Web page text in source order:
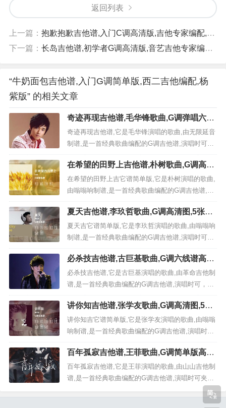
返回列表
上一篇： 抱歉抱歉吉他谱,入门C调高清版,吉他专家编配,陈粒版
下一篇： 长岛吉他谱,初学者G调高清版,音艺吉他专家编配,花粥版
“牛奶面包吉他谱,入门G调简单版,西二吉他编配,杨
紫版” 的相关文章
奇迹再现吉他谱,毛华锋歌曲,G调弹唱六线
谱高清视频教学,附2张六线简谱
奇迹再现吉他谱,它是毛华锋演唱的歌曲,由无限延音
制谱,是一首经典歌曲编配的G调吉他谱,演唱时可夹
变调夹2品，原调为A调本谱采用G调，非常好听的
弹唱曲谱,下面2张高清曲谱由极网吉它谱为大家更新
分享,有喜欢吉它的朋友欢迎关注！ 视频教程 《奇
迹再现》：歌曲一句话解析: 这首歌是《迪迦奥特
曼...
在希望的田野上吉他谱,朴树歌曲,G调高清
图,5张六线原版简谱
在希望的田野上吉它谱简单版,它是朴树演唱的歌曲,
由嗡嗡响制谱,是一首经典歌曲编配的G调吉他谱,演
唱时可不使用变调夹，演奏时间为3分18秒,原调为G
本谱采用G调，是非常好听的弹唱曲谱,下面5张高清
曲谱由极网吉它谱为大家更新分享,有喜欢吉它的朋
友欢迎收藏！ 《在希望的田野上...
夏天吉他谱,李玖哲歌曲,G调高清图,5张六
线原版简谱
夏天吉它谱简单版,它是李玖哲演唱的歌曲,由嗡嗡响
制谱,是一首经典歌曲编配的G调吉他谱,演唱时可夹
第1品（Capo=1），演奏时间为3分40秒,原调为Ab
本谱采用G调，是非常好听的弹唱曲谱,下面5张高清
曲谱由极网吉它谱为大家更新分享,有喜欢吉它的朋
友欢迎收藏！ 《夏天》：...
必杀技吉他谱,古巨基歌曲,G调六线谱高清
视频教学,附3张六线简谱
必杀技吉他谱,它是古巨基演唱的歌曲,由革命吉他制
谱,是一首经典歌曲编配的G调吉他谱,演唱时可，原
调为G调本谱采用G调，非常好听的弹唱曲谱,下面3
张高清曲谱由极网吉它谱为大家更新分享,有喜欢吉
它的朋友欢迎关注！ 视频教程 《必杀技》：歌曲一
句话解析: 这首歌是古巨基一首很经典的代表作，...
讲你知吉他谱,张学友歌曲,G调高清图,5张
六线原版简谱
讲你知吉它谱简单版,它是张学友演唱的歌曲,由嗡嗡
响制谱,是一首经典歌曲编配的G调吉他谱,演唱时可
夹第2品（Capo=2），演奏时间为3分39秒,原调为A
本谱采用G调，是非常好听的弹唱曲谱,下面5张高清
曲谱由极网吉它谱为大家更新分享,有喜欢吉它的朋
友欢迎收藏！ 《讲你知》...
百年孤寂吉他谱,王菲歌曲,G调简单版高清
视频教学,附2张六线简谱
百年孤寂吉他谱,它是王菲演唱的歌曲,由山山吉他制
谱,是一首经典歌曲编配的G调吉他谱,演唱时可夹变
调夹5品，原调为C调本谱采用G调，非常好听的弹
唱曲谱,下面2张高清曲谱由极网吉它谱为大家更新分